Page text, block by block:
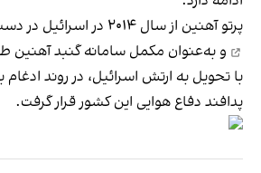
پرتو آهنین از سال ۲۰۱۴ در اسرائیل
در
و به‌عنوان مکمل سامانه گنبد آهنین
با تحویل به ارتش اسرائیل، در روند ادغام
پدافند دفاع هوایی این کشور قرار گرفت.